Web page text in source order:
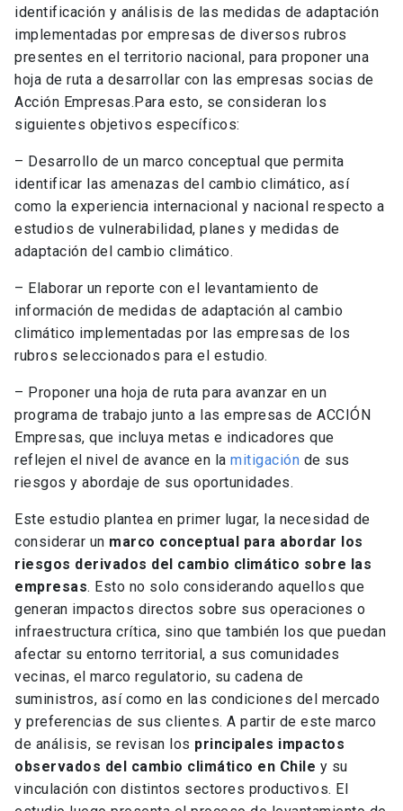
identificación y análisis de las medidas de adaptación
implementadas por empresas de diversos rubros
presentes en el territorio nacional, para proponer una
hoja de ruta a desarrollar con las empresas socias de
Acción Empresas.Para esto, se consideran los
siguientes objetivos específicos:
– Desarrollo de un marco conceptual que permita
identificar las amenazas del cambio climático, así
como la experiencia internacional y nacional respecto a
estudios de vulnerabilidad, planes y medidas de
adaptación del cambio climático.
– Elaborar un reporte con el levantamiento de
información de medidas de adaptación al cambio
climático implementadas por las empresas de los
rubros seleccionados para el estudio.
– Proponer una hoja de ruta para avanzar en un
programa de trabajo junto a las empresas de ACCIÓN
Empresas, que incluya metas e indicadores que
reflejen el nivel de avance en la mitigación de sus
riesgos y abordaje de sus oportunidades.
Este estudio plantea en primer lugar, la necesidad de
considerar un marco conceptual para abordar los
riesgos derivados del cambio climático sobre las
empresas. Esto no solo considerando aquellos que
generan impactos directos sobre sus operaciones o
infraestructura crítica, sino que también los que puedan
afectar su entorno territorial, a sus comunidades
vecinas, el marco regulatorio, su cadena de
suministros, así como en las condiciones del mercado
y preferencias de sus clientes. A partir de este marco
de análisis, se revisan los principales impactos
observados del cambio climático en Chile y su
vinculación con distintos sectores productivos. El